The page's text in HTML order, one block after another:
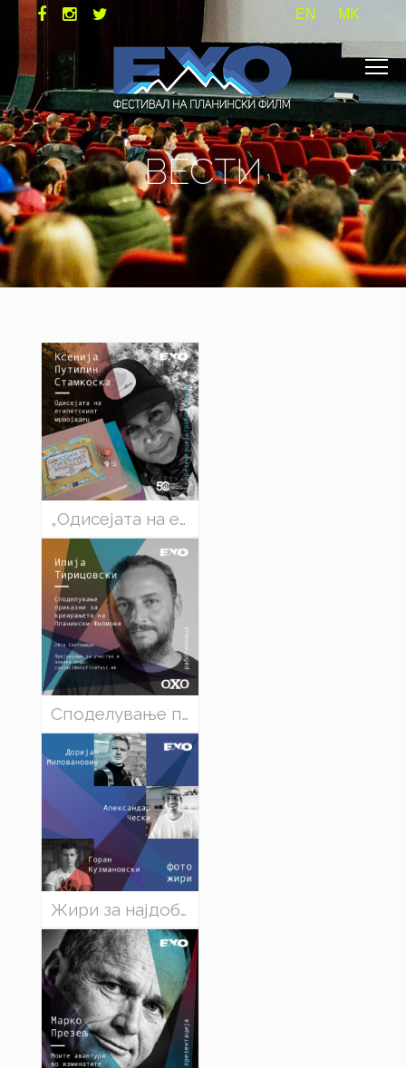
EN MK
ВЕСТИ
„Одисејата на египетскиот мршојадец“ - Ксенија Путилин Стамкоска
Споделување приказни за креирањето на Планински Филмови - Илија Тирицовски
Жири за најдобра фотографија на ЕХО 2022